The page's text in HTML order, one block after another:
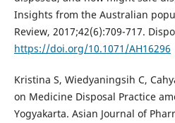
Insights from the Australian
Review, 2017;42(6):709-717.
https://doi.org/10.1071/AH16296
Kristina S, Wiedyaningsih C,
on Medicine Disposal Practice
Yogyakarta. Asian Journal of